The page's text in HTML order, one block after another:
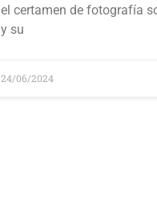
el certamen de fotografía
y su
24/06/2024